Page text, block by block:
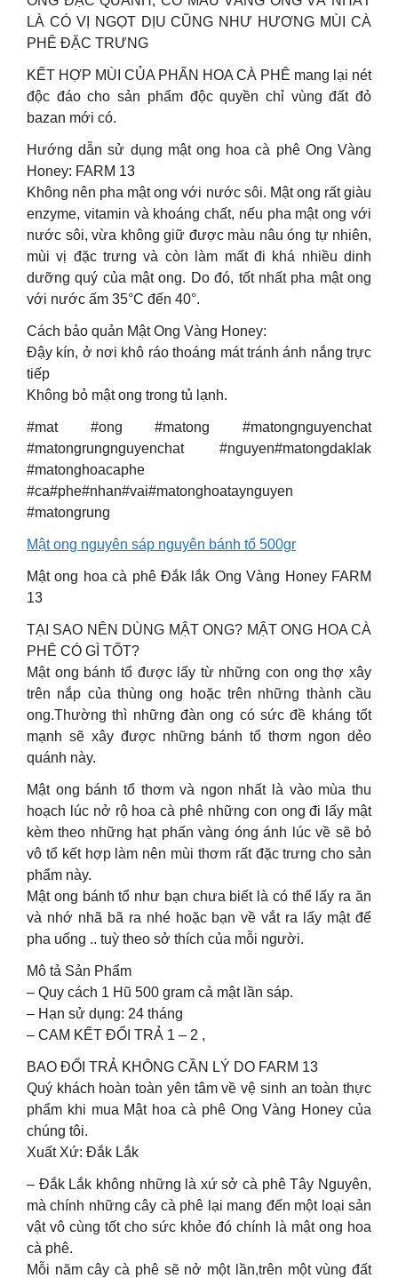
LÀ CÓ VỊ NGỌT DỊU CŨNG NHƯ HƯƠNG MÙI CÀ
PHÊ ĐẶC TRƯNG
KẾT HỢP MÙI CỦA PHẤN HOA CÀ PHÊ mang lại nét
độc đáo cho sản phẩm độc quyền chỉ vùng đất đỏ
bazan mới có.
Hướng dẫn sử dụng mật ong hoa cà phê Ong Vàng
Honey: FARM 13
Không nên pha mật ong với nước sôi. Mật ong rất giàu
enzyme, vitamin và khoáng chất, nếu pha mật ong với
nước sôi, vừa không giữ được màu nâu óng tự nhiên,
mùi vị đặc trưng và còn làm mất đi khá nhiều dinh
dưỡng quý của mật ong. Do đó, tốt nhất pha mật ong
với nước ấm 35°C đến 40°.
Cách bảo quản Mật Ong Vàng Honey:
Đậy kín, ở nơi khô ráo thoáng mát tránh ánh nắng trực
tiếp
Không bỏ mật ong trong tủ lạnh.
#mat #ong #matong #matongnguyenchat
#matongrungnguyenchat #nguyen#matongdaklak
#matonghoacaphe
#ca#phe#nhan#vai#matonghoataynguyen
#matongrung
Mật ong nguyên sáp nguyên bánh tổ 500gr
Mật ong hoa cà phê Đắk lắk Ong Vàng Honey FARM
13
TẠI SAO NÊN DÙNG MẬT ONG? MẬT ONG HOA CÀ
PHÊ CÓ GÌ TỐT?
Mật ong bánh tổ được lấy từ những con ong thợ xây
trên nắp của thùng ong hoặc trên những thành cầu
ong.Thường thì những đàn ong có sức đề kháng tốt
mạnh sẽ xây được những bánh tổ thơm ngon dẻo
quánh này.
Mật ong bánh tổ thơm và ngon nhất là vào mùa thu
hoạch lúc nở rộ hoa cà phê những con ong đi lấy mật
kèm theo những hạt phấn vàng óng ánh lúc về sẽ bỏ
vô tổ kết hợp làm nên mùi thơm rất đặc trưng cho sản
phẩm này.
Mật ong bánh tổ như bạn chưa biết là có thể lấy ra ăn
và nhớ nhã bã ra nhé hoặc bạn về vắt ra lấy mật để
pha uống .. tuỳ theo sở thích của mỗi người.
Mô tả Sản Phẩm
– Quy cách 1 Hũ 500 gram cả mật lần sáp.
– Hạn sử dụng: 24 tháng
– CAM KẾT ĐỔI TRẢ 1 – 2 ,
BAO ĐỔI TRẢ KHÔNG CẦN LÝ DO FARM 13
Quý khách hoàn toàn yên tâm về vệ sinh an toàn thực
phẩm khi mua Mật hoa cà phê Ong Vàng Honey của
chúng tôi.
Xuất Xứ: Đắk Lắk
– Đắk Lắk không những là xứ sở cà phê Tây Nguyên,
mà chính những cây cà phê lại mang đến một loại sản
vật vô cùng tốt cho sức khỏe đó chính là mật ong hoa
cà phê.
Mỗi năm cây cà phê sẽ nở một lần,trên một vùng đất